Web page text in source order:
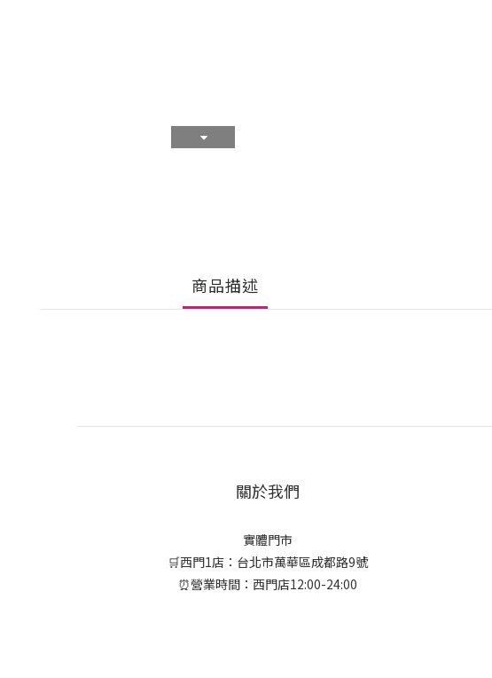
商品描述
關於我們
實體門市
🛒西門1店：台北市萬華區成都路9號
⏰營業時間：西門店12:00-24:00